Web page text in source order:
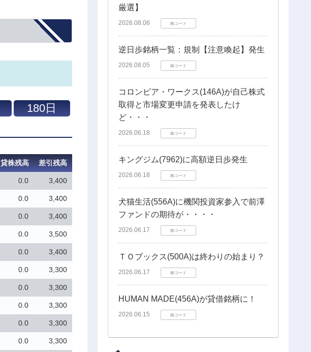
貸株残高 差引残高
0.0 3,400
0.0 3,400
0.0 3,400
0.0 3,500
0.0 3,400
0.0 3,300
0.0 3,300
0.0 3,300
0.0 3,300
0.0 3,300
厳選】
2026.08.06 株コード
逆日歩銘柄一覧：規制【注意喚起】発生
2026.08.05 株コード
コロンビア・ワークス(146A)が自己株式
取得と市場変更申請を発表したけ
ど・・・
2026.06.18 株コード
キングジム(7962)に高額逆日歩発生
2026.06.18 株コード
犬猫生活(556A)に機関投資家参入で前澤
ファンドの期待が・・・・
2026.06.17 株コード
ＴＯブックス(500A)は終わりの始まり？
2026.06.17 株コード
HUMAN MADE(456A)が貸借銘柄に！
2026.06.15 株コード